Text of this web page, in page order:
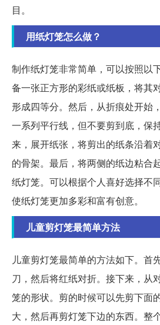
目。
用纸灯笼怎么做？
制作纸灯笼非常简单，可以按照以
备一张正方形的彩纸或纸板，将其
形成四等分。然后，从折痕处开始
一系列平行线，但不要剪到底，保
来，展开纸张，将剪出的纸条沿着
的骨架。最后，将两侧的纸边粘合
纸灯笼。可以根据个人喜好选择不
使纸灯笼更加多彩和富有创意。
儿童剪灯笼最简单方法
儿童剪灯笼最简单的方法如下。首
刀，然后将红纸对折。接下来，从
笼的形状。剪的时候可以先剪下面
大，然后再剪灯笼下边的东西。整